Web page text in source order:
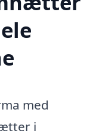
med
i